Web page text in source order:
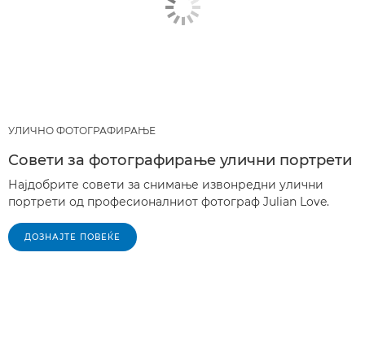
УЛИЧНО ФОТОГРАФИРАЊЕ
Совети за фотографирање улични портрети
Најдобрите совети за снимање извонредни улични
портрети од професионалниот фотограф Julian Love.
ДОЗНАЈТЕ ПОВЕЌЕ